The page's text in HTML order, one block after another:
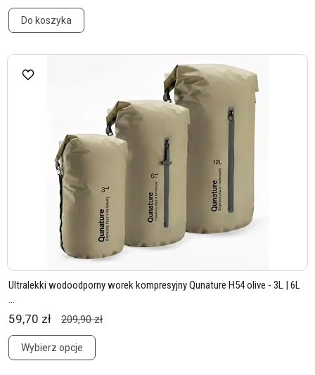
Do koszyka
Ultralekki wodoodporny worek kompresyjny Qunature H54 olive - 3L | 6L
...
59,70 zł 209,90 zł
Wybierz opcje